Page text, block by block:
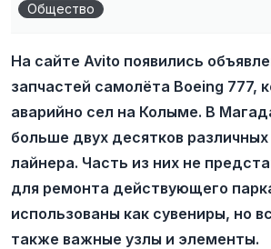
Общество
На сайте Avito появились
запчастей самолёта Boeing 777,
аварийно сел на Колыме. В
больше двух десятков
лайнера. Часть из них не
для ремонта действующего
использованы как сувениры, но
также важные узлы и элементы.